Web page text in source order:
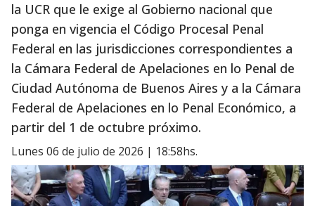
la UCR que le exige al Gobierno nacional que
ponga en vigencia el Código Procesal Penal
Federal en las jurisdicciones correspondientes a
la Cámara Federal de Apelaciones en lo Penal de
Ciudad Autónoma de Buenos Aires y a la Cámara
Federal de Apelaciones en lo Penal Económico, a
partir del 1 de octubre próximo.
lunes 06 de julio de 2026 | 18:58hs.